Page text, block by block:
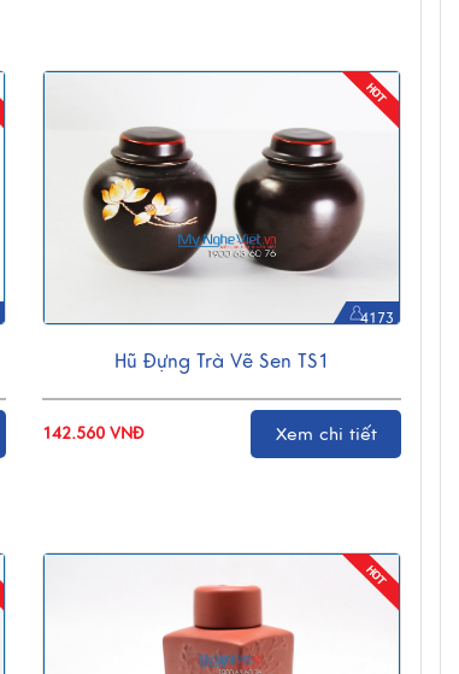
4173
Hũ Đựng Trà Vẽ Sen TS1
142.560 VNĐ Xem chi tiết